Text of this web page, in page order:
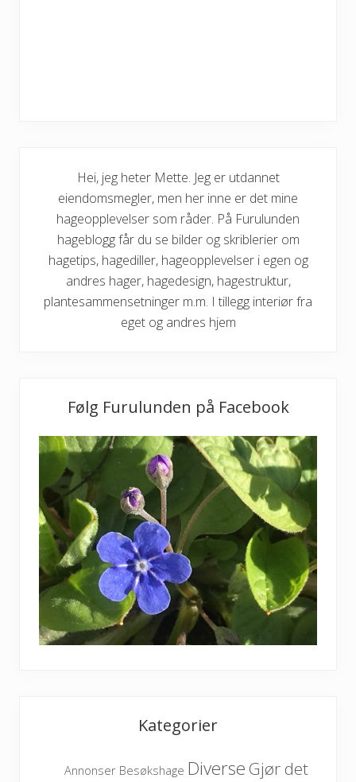
Hei, jeg heter Mette. Jeg er utdannet
eiendomsmegler, men her inne er det mine
hageopplevelser som råder. På Furulunden
hageblogg får du se bilder og skriblerier om
hagetips, hagediller, hageopplevelser i egen og
andres hager, hagedesign, hagestruktur,
plantesammensetninger m.m. I tillegg interiør fra
eget og andres hjem
Følg Furulunden på Facebook
Kategorier
Annonser Besøkshage Diverse Gjør det